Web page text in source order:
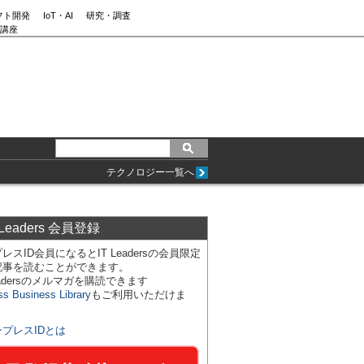
ト開発 IoT・AI
研究・調査
座
テクノロジー一覧へ
会員登録
スID会員になるとIT Leadersの会員限定
を読むことができます。
のメルマガを購読できます
Business Libraryもご利用いただけま
プレスIDとは